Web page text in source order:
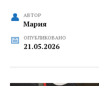
АВТОР
Мария
ОПУБЛИКОВАНО
21.05.2026